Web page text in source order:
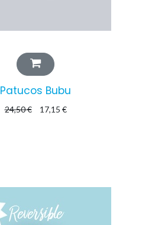
Patucos Bubu
24,50€ 17,15 €